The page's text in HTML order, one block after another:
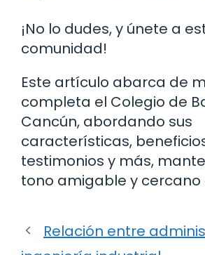
¡No lo dudes, y únete a
comunidad!
Este artículo abarca de
completa el Colegio de
Cancún, abordando sus
características,
testimonios y más,
tono amigable y cercano
Relación entre